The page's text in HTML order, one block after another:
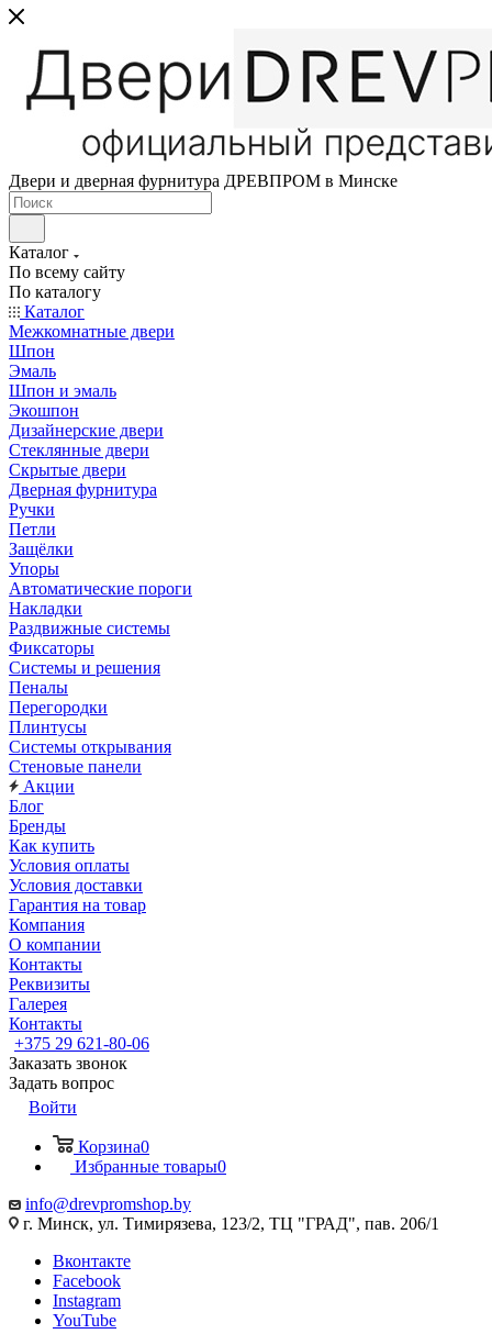
Двери и дверная фурнитура ДРЕВПРОМ в Минске
Каталог
По всему сайту
По каталогу
Каталог
Межкомнатные двери
Шпон
Эмаль
Шпон и эмаль
Экошпон
Дизайнерские двери
Стеклянные двери
Скрытые двери
Дверная фурнитура
Ручки
Петли
Защёлки
Упоры
Автоматические пороги
Накладки
Раздвижные системы
Фиксаторы
Системы и решения
Пеналы
Перегородки
Плинтусы
Системы открывания
Стеновые панели
Акции
Блог
Бренды
Как купить
Условия оплаты
Условия доставки
Гарантия на товар
Компания
О компании
Контакты
Реквизиты
Галерея
Контакты
+375 29 621-80-06
Заказать звонок
Задать вопрос
Войти
Корзина0
Избранные товары0
info@drevpromshop.by
г. Минск, ул. Тимирязева, 123/2, ТЦ "ГРАД", пав. 206/1
Вконтакте
Facebook
Instagram
YouTube